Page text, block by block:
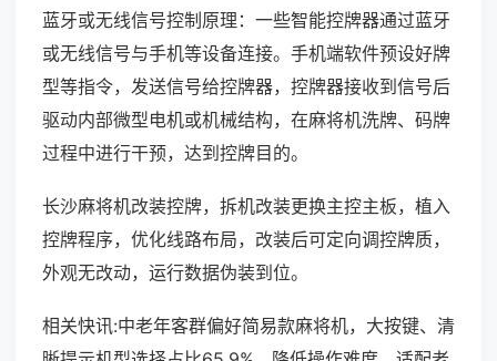
蓝牙或无线信号控制原理：一些智能控牌器通过蓝牙
或无线信号与手机等设备连接。手机端软件预设好牌
型等指令，发送信号给控牌器，控牌器接收到信号后
驱动内部微型电机或机械结构，在麻将机洗牌、码牌
过程中进行干预，达到控牌目的。
长沙麻将机改装控牌，拆机改装更换主控主板，植入
控牌程序，优化线路布局，改装后可定向调控牌质，
外观无改动，运行数据伪装到位。
相关快讯:中老年客群偏好简易款麻将机，大按键、清